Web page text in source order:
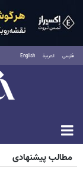
فارسی العربية English
مطالب پیشنهادی